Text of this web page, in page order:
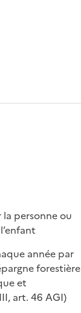
personne ou
année par
forestière
et
art. 46 AGI)